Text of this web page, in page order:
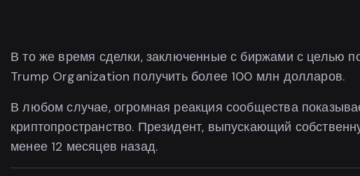
В то же время сделки, заключенные с биржами с целью
Trump Organization получить более 100 млн долларов.
В любом случае, огромная реакция сообщества
криптопространство. Президент, выпускающий
менее 12 месяцев назад.